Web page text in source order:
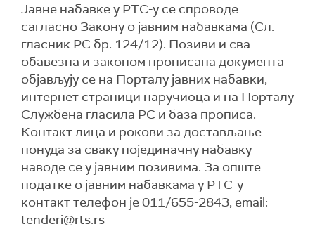
Јавне набавке у РТС-у се спроводе
сагласно Закону о јавним набавкама (Сл.
гласник РС бр. 124/12). Позиви и сва
обавезна и законом прописана документа
објављују се на Порталу јавних набавки,
интернет страници наручиоца и на Порталу
Службена гласила РС и база прописа.
Контакт лица и рокови за достављање
понуда за сваку појединачну набавку
наводе се у јавним позивима. За опште
податке о јавним набавкама у РТС-у
контакт телефон је 011/655-2843, email:
tenderi@rts.rs